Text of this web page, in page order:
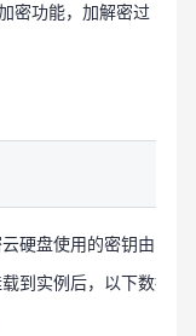
密功能，加解密过
硬盘使用的密钥由
到实例后，以下数据